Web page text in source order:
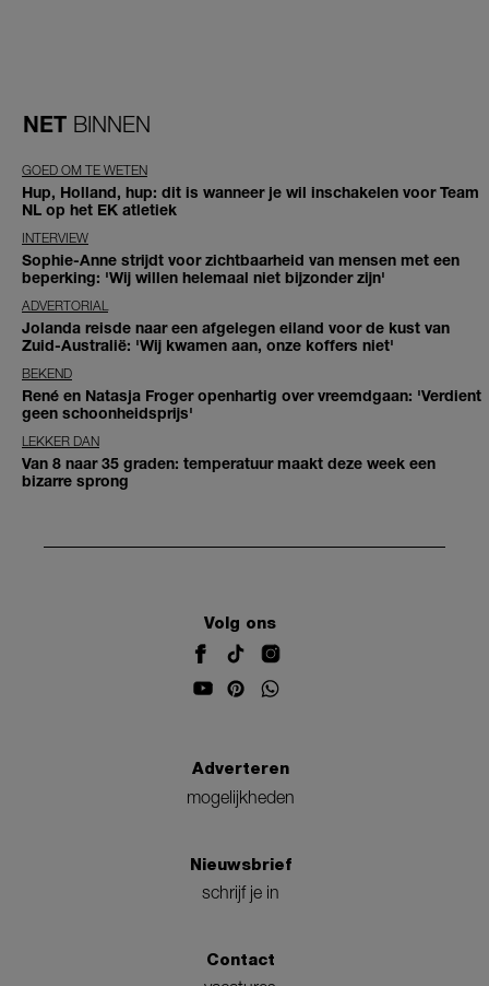
NET BINNEN
GOED OM TE WETEN
Hup, Holland, hup: dit is wanneer je wil inschakelen voor Team
NL op het EK atletiek
INTERVIEW
Sophie-Anne strijdt voor zichtbaarheid van mensen met een
beperking: 'Wij willen helemaal niet bijzonder zijn'
ADVERTORIAL
Jolanda reisde naar een afgelegen eiland voor de kust van
Zuid-Australië: 'Wij kwamen aan, onze koffers niet'
BEKEND
René en Natasja Froger openhartig over vreemdgaan: 'Verdient
geen schoonheidsprijs'
LEKKER DAN
Van 8 naar 35 graden: temperatuur maakt deze week een
bizarre sprong
Volg ons
Adverteren
mogelijkheden
Nieuwsbrief
schrijf je in
Contact